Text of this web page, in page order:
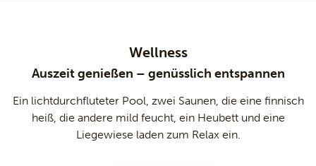
Wellness
Auszeit genießen – genüsslich entspannen
Ein lichtdurchfluteter Pool, zwei Saunen, die eine finnisch
heiß, die andere mild feucht, ein Heubett und eine
Liegewiese laden zum Relax ein.